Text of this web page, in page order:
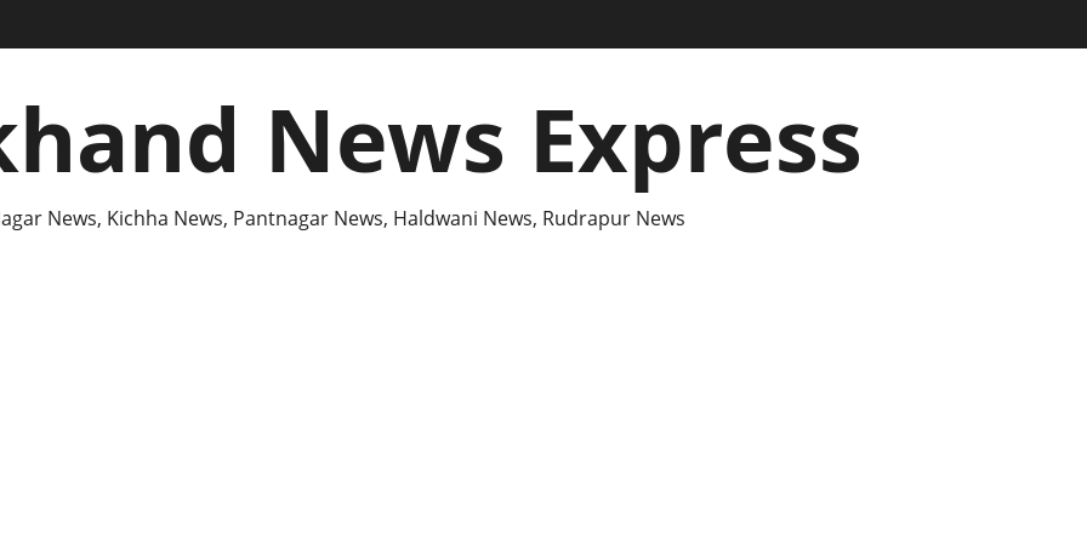
News Express
News, Kichha News, Pantnagar News, Haldwani News, Rudrapur News